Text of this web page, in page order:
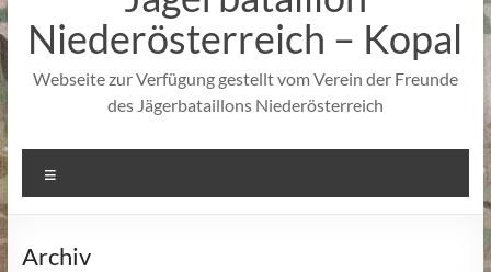
Niederösterreich – Kopal
Webseite zur Verfügung gestellt vom Verein der Freunde
des Jägerbataillons Niederösterreich
Archiv